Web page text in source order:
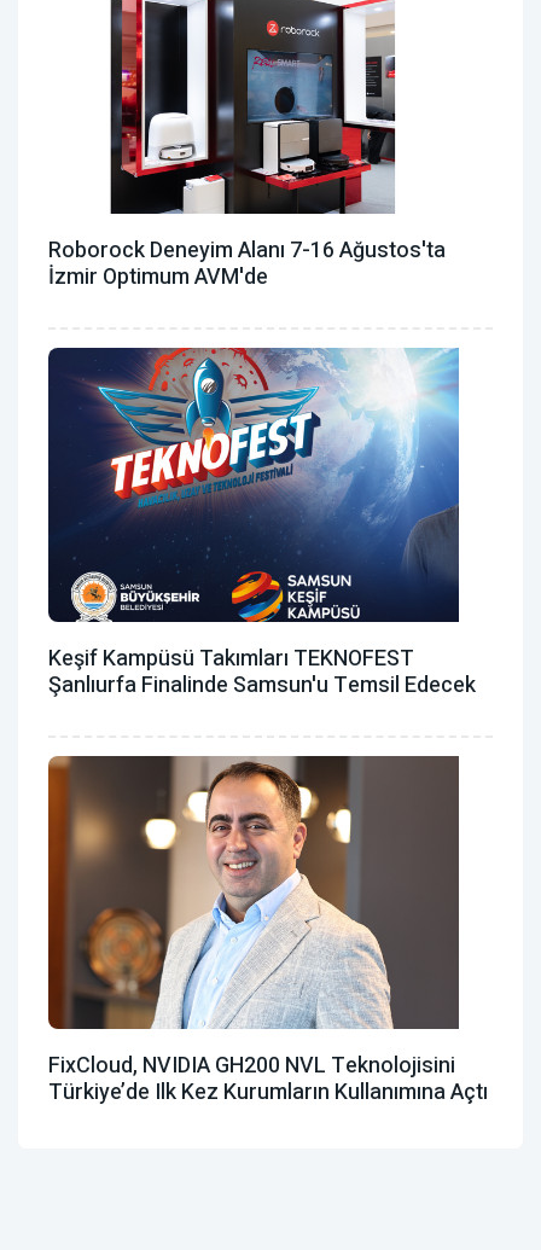
Roborock Deneyim Alanı 7-16 Ağustos'ta
İzmir Optimum AVM'de
Keşif Kampüsü Takımları TEKNOFEST
Şanlıurfa Finalinde Samsun'u Temsil Edecek
FixCloud, NVIDIA GH200 NVL Teknolojisini
Türkiye’de Ilk Kez Kurumların Kullanımına Açtı